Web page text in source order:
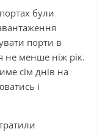
були
порти в
не менше ніж рік.
сім днів на
і